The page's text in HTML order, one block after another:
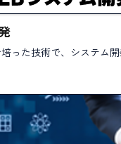
った技術で、システム